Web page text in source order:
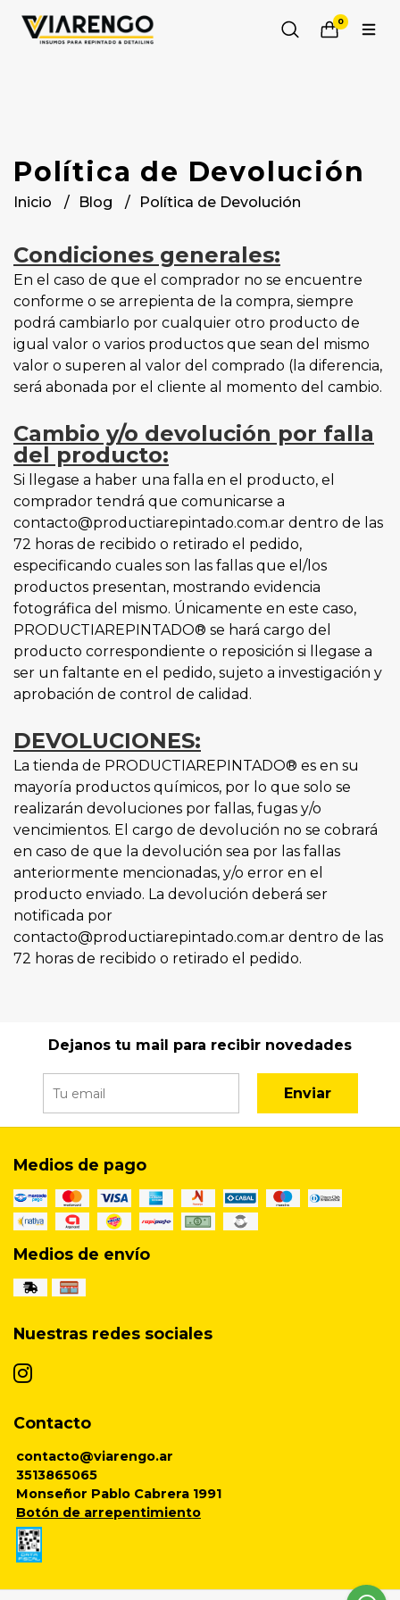
0
Política de Devolución
Inicio Blog Política de Devolución
Condiciones generales:
En el caso de que el comprador no se encuentre
conforme o se arrepienta de la compra, siempre
podrá cambiarlo por cualquier otro producto de
igual valor o varios productos que sean del mismo
valor o superen al valor del comprado (la diferencia,
será abonada por el cliente al momento del cambio.
Cambio y/o devolución por falla
del producto:
Si llegase a haber una falla en el producto, el
comprador tendrá que comunicarse a
contacto@productiarepintado.com.ar dentro de las
72 horas de recibido o retirado el pedido,
especificando cuales son las fallas que el/los
productos presentan, mostrando evidencia
fotográfica del mismo. Únicamente en este caso,
PRODUCTIAREPINTADO® se hará cargo del
producto correspondiente o reposición si llegase a
ser un faltante en el pedido, sujeto a investigación y
aprobación de control de calidad.
DEVOLUCIONES:
La tienda de PRODUCTIAREPINTADO® es en su
mayoría productos químicos, por lo que solo se
realizarán devoluciones por fallas, fugas y/o
vencimientos. El cargo de devolución no se cobrará
en caso de que la devolución sea por las fallas
anteriormente mencionadas, y/o error en el
producto enviado. La devolución deberá ser
notificada por
contacto@productiarepintado.com.ar dentro de las
72 horas de recibido o retirado el pedido.
Dejanos tu mail para recibir novedades
Enviar
Medios de pago
Medios de envío
Nuestras redes sociales
Contacto
contacto@viarengo.ar
3513865065
Monseñor Pablo Cabrera 1991
Botón de arrepentimiento